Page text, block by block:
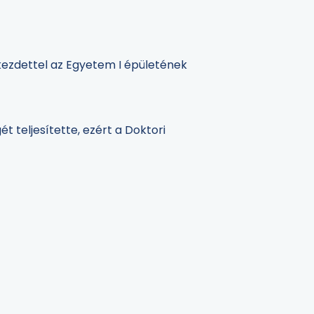
az Egyetem I épületének
teljesítette, ezért a Doktori